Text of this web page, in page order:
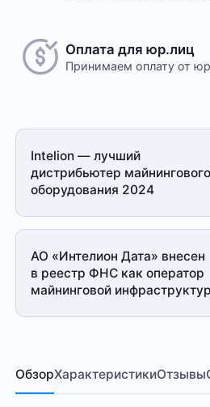
Оплата для юр.лиц
Принимаем оплату от
Intelion — лучший
дистрибьютер майнингового
оборудования 2024
АО «Интелион Дата» внесен
в реестр ФНС как оператор
майнинговой
ОбзорХарактеристикиОтзывы